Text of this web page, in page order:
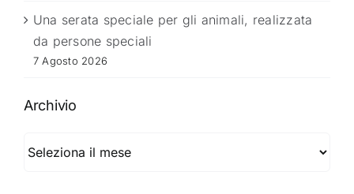
Una serata speciale per gli animali, realizzata
da persone speciali
7 Agosto 2026
Archivio